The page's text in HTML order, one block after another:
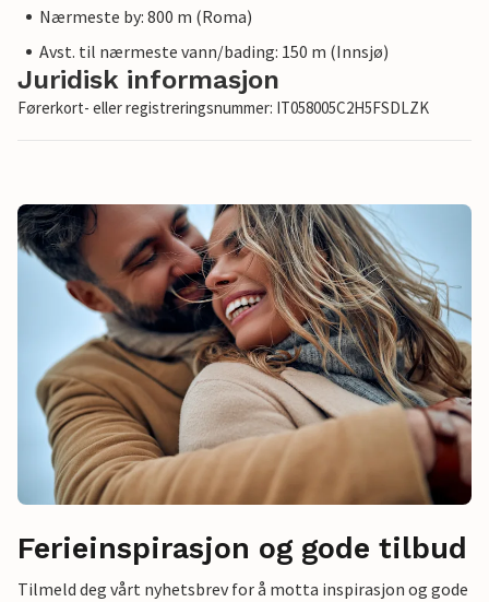
Nærmeste by: 800 m (Roma)
Avst. til nærmeste vann/bading: 150 m (Innsjø)
Juridisk informasjon
Førerkort- eller registreringsnummer: IT058005C2H5FSDLZK
Ferieinspirasjon og gode tilbud
Tilmeld deg vårt nyhetsbrev for å motta inspirasjon og gode